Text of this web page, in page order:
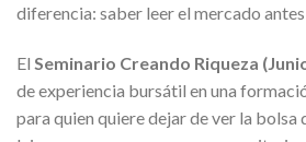
diferencia: saber leer el mercado
El Seminario Creando Riqueza
de experiencia bursátil en una
para quien quiere dejar de ver la bolsa